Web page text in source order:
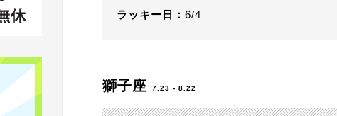
ラッキー日： 6/4
獅子座 7.23 - 8.22